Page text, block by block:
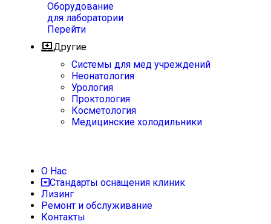
Оборудование
для лаборатории
Перейти
Другие
Системы для мед учреждений
Неонатология
Урология
Проктология
Косметология
Медицинские холодильники
О Нас
Стандарты оснащения клиник
Лизинг
Ремонт и обслуживание
Контакты